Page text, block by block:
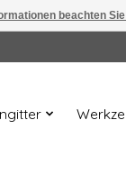
beachten